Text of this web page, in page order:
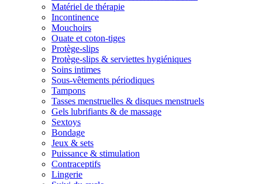
Matériel de thérapie
Incontinence
Mouchoirs
Ouate et coton-tiges
Protège-slips
Protège-slips & serviettes hygiéniques
Soins intimes
Sous-vêtements périodiques
Tampons
Tasses menstruelles & disques menstruels
Gels lubrifiants & de massage
Sextoys
Bondage
Jeux & sets
Puissance & stimulation
Contraceptifs
Lingerie